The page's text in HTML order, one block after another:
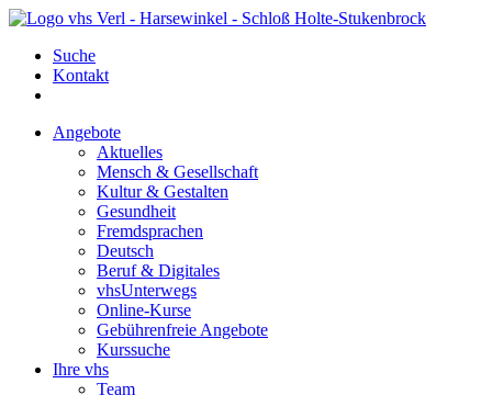
Suche
Kontakt
Angebote
Aktuelles
Mensch & Gesellschaft
Kultur & Gestalten
Gesundheit
Fremdsprachen
Deutsch
Beruf & Digitales
vhsUnterwegs
Online-Kurse
Gebührenfreie Angebote
Kurssuche
Ihre vhs
Team